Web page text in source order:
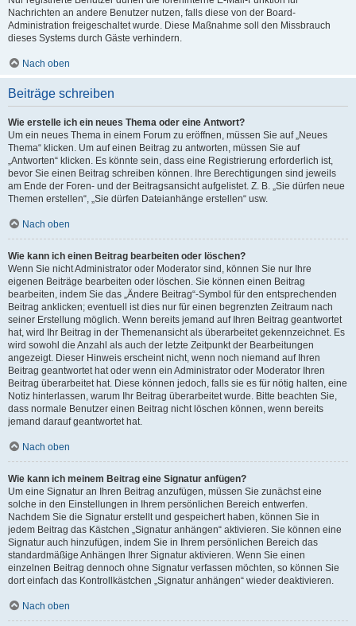
Nachrichten an andere Benutzer nutzen, falls diese von der Board-
Administration freigeschaltet wurde. Diese Maßnahme soll den Missbrauch
dieses Systems durch Gäste verhindern.
Nach oben
Beiträge schreiben
Wie erstelle ich ein neues Thema oder eine Antwort?
Um ein neues Thema in einem Forum zu eröffnen, müssen Sie auf „Neues
Thema“ klicken. Um auf einen Beitrag zu antworten, müssen Sie auf
„Antworten“ klicken. Es könnte sein, dass eine Registrierung erforderlich ist,
bevor Sie einen Beitrag schreiben können. Ihre Berechtigungen sind jeweils
am Ende der Foren- und der Beitragsansicht aufgelistet. Z. B. „Sie dürfen neue
Themen erstellen“, „Sie dürfen Dateianhänge erstellen“ usw.
Nach oben
Wie kann ich einen Beitrag bearbeiten oder löschen?
Wenn Sie nicht Administrator oder Moderator sind, können Sie nur Ihre
eigenen Beiträge bearbeiten oder löschen. Sie können einen Beitrag
bearbeiten, indem Sie das „Ändere Beitrag“-Symbol für den entsprechenden
Beitrag anklicken; eventuell ist dies nur für einen begrenzten Zeitraum nach
seiner Erstellung möglich. Wenn bereits jemand auf Ihren Beitrag geantwortet
hat, wird Ihr Beitrag in der Themenansicht als überarbeitet gekennzeichnet. Es
wird sowohl die Anzahl als auch der letzte Zeitpunkt der Bearbeitungen
angezeigt. Dieser Hinweis erscheint nicht, wenn noch niemand auf Ihren
Beitrag geantwortet hat oder wenn ein Administrator oder Moderator Ihren
Beitrag überarbeitet hat. Diese können jedoch, falls sie es für nötig halten, eine
Notiz hinterlassen, warum Ihr Beitrag überarbeitet wurde. Bitte beachten Sie,
dass normale Benutzer einen Beitrag nicht löschen können, wenn bereits
jemand darauf geantwortet hat.
Nach oben
Wie kann ich meinem Beitrag eine Signatur anfügen?
Um eine Signatur an Ihren Beitrag anzufügen, müssen Sie zunächst eine
solche in den Einstellungen in Ihrem persönlichen Bereich entwerfen.
Nachdem Sie die Signatur erstellt und gespeichert haben, können Sie in
jedem Beitrag das Kästchen „Signatur anhängen“ aktivieren. Sie können eine
Signatur auch hinzufügen, indem Sie in Ihrem persönlichen Bereich das
standardmäßige Anhängen Ihrer Signatur aktivieren. Wenn Sie einen
einzelnen Beitrag dennoch ohne Signatur verfassen möchten, so können Sie
dort einfach das Kontrollkästchen „Signatur anhängen“ wieder deaktivieren.
Nach oben